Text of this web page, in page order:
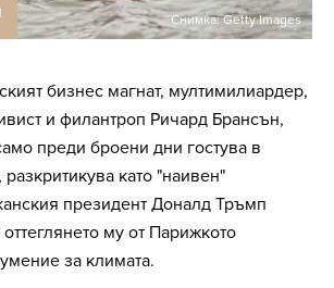
Снимка: Getty Images
бизнес магнат, мултимилиардер,
и филантроп Ричард Брансън,
преди броени дни гостува в
като "наивен"
президент Доналд Тръмп
му от Парижкото
за климата.